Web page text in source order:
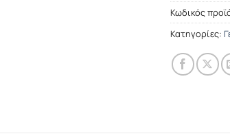
Κωδικός
Κατηγορίες: